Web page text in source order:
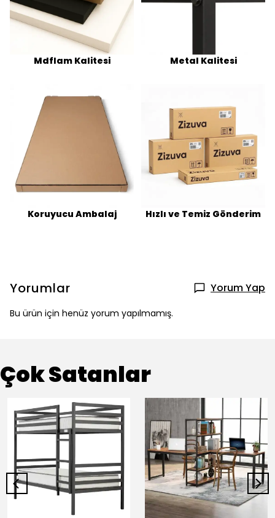
Mdflam Kalitesi Metal Kalitesi
Koruyucu Ambalaj Hızlı ve Temiz Gönderim
Yorumlar Yorum Yap
Bu ürün için henüz yorum yapılmamış.
Çok Satanlar